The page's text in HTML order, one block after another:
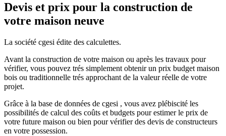
Devis et prix pour la construction de
votre maison neuve
La société cgesi édite des calculettes.
Avant la construction de votre maison ou après les travaux pour
vérifier, vous pouvez trés simplement obtenir un prix budget maison
bois ou traditionnelle trés approchant de la valeur réelle de votre
projet.
Grâce à la base de données de cgesi , vous avez plébiscité les
possibilités de calcul des coûts et budgets pour estimer le prix de
votre future maison ou bien pour vérifier des devis de constructeurs
en votre possession.